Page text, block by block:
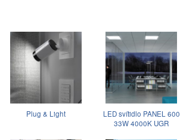
Plug & Light
LED svítidlo PANEL 600
33W 4000K UGR